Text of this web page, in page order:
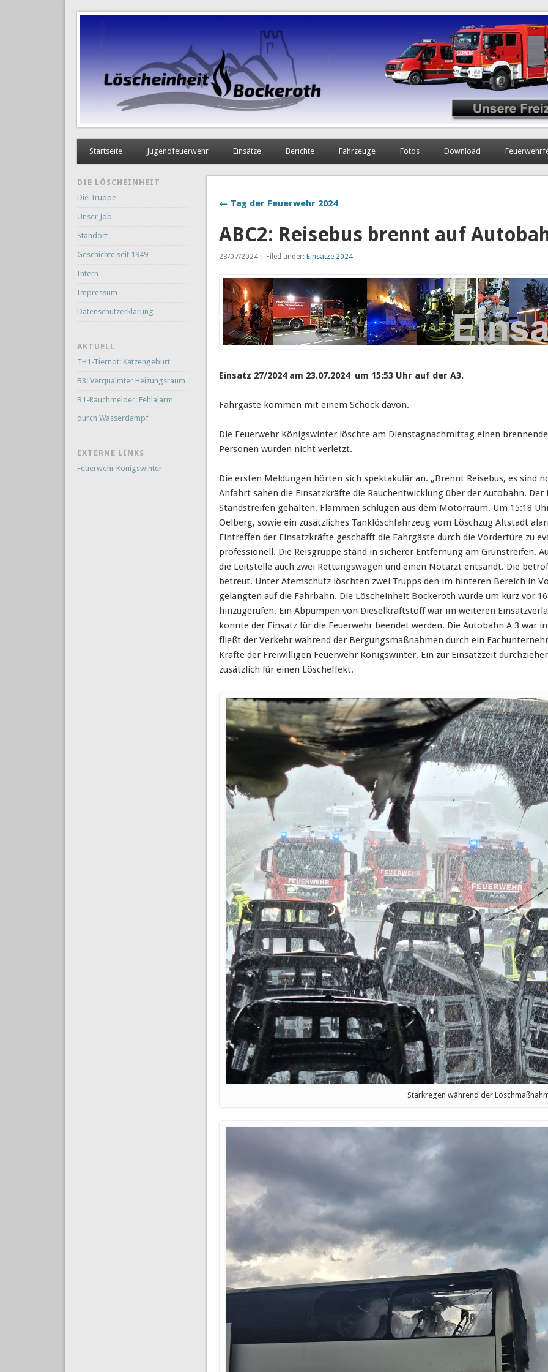
Startseite Jugendfeuerwehr Einsätze Berichte Fahrzeuge Fotos Download
← Tag der Feuerwehr 2024
ABC2: Reisebus brennt auf
23/07/2024 | Filed under: Einsätze 2024
Einsatz 27/2024 am 23.07.2024 um 15:53 Uhr auf der A3.
Fahrgäste kommen mit einem Schock davon.
Die Feuerwehr Königswinter löschte am Dienstagnachmittag einen
Personen wurden nicht verletzt.
Die ersten Meldungen hörten sich spektakulär an. „Brennt Reisebus, es sind
Anfahrt sahen die Einsatzkräfte die Rauchentwicklung über der Autobahn. Der
Standstreifen gehalten. Flammen schlugen aus dem Motorraum. Um 15:18
Oelberg, sowie ein zusätzliches Tanklöschfahrzeug vom Löschzug Altstadt
Eintreffen der Einsatzkräfte geschafft die Fahrgäste durch die Vordertüre zu
professionell. Die Reisgruppe stand in sicherer Entfernung am Grünstreifen.
die Leitstelle auch zwei Rettungswagen und einen Notarzt entsandt. Die
betreut. Unter Atemschutz löschten zwei Trupps den im hinteren Bereich in
gelangten auf die Fahrbahn. Die Löscheinheit Bockeroth wurde um kurz vor
hinzugerufen. Ein Abpumpen von Dieselkraftstoff war im weiteren
konnte der Einsatz für die Feuerwehr beendet werden. Die Autobahn A 3 war
fließt der Verkehr während der Bergungsmaßnahmen durch ein
Kräfte der Freiwilligen Feuerwehr Königswinter. Ein zur Einsatzzeit
zusätzlich für einen Löscheffekt.
Starkregen während der
DIE LÖSCHEINHEIT
Die Truppe
Unser Job
Standort
Geschichte seit 1949
Intern
Impressum
Datenschutzerklärung
AKTUELL
TH1-Tiernot: Katzengeburt
B3: Verqualmter Heizungsraum
B1-Rauchmelder: Fehlalarm
durch Wasserdampf
EXTERNE LINKS
Feuerwehr Königswinter